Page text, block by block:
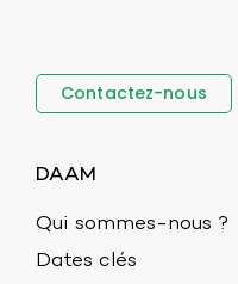
Contactez-nous
DAAM
Qui sommes-nous ?
Dates clés